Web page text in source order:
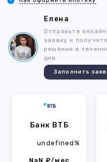
Елена
Отправьте
заявку и получите
решение в
дня
Заполнить
Банк ВТБ
undefined%
NaN ₽/мес